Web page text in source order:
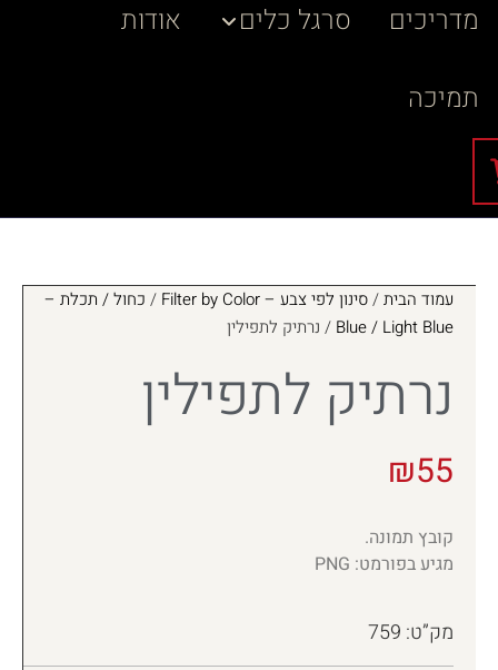
מדריכים
סרגל כלים
אודות
תמיכה
עמוד הבית/סינון לפי צבע – Filter by Color / כחול / תכלת –
Blue / Light Blue / נרתיק לתפילין
נרתיק לתפילין
₪55
קובץ תמונה.
מגיע בפורמט: PNG
מק”ט: 759